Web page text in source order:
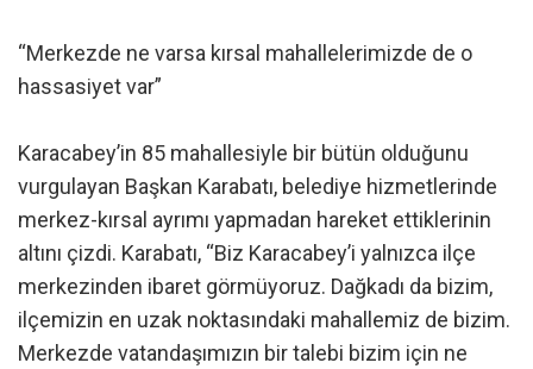
“Merkezde ne varsa kırsal mahallelerimizde de o
hassasiyet var”
Karacabey’in 85 mahallesiyle bir bütün olduğunu
vurgulayan Başkan Karabatı, belediye hizmetlerinde
merkez-kırsal ayrımı yapmadan hareket ettiklerinin
altını çizdi. Karabatı, “Biz Karacabey’i yalnızca ilçe
merkezinden ibaret görmüyoruz. Dağkadı da bizim,
ilçemizin en uzak noktasındaki mahallemiz de bizim.
Merkezde vatandaşımızın bir talebi bizim için ne